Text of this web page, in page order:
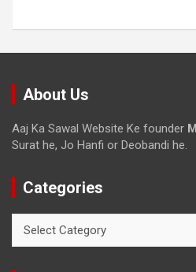
About Us
Aaj Ka Sawal Website Ke founder
Surat he, Jo Hanfi or Deobandi he.
Categories